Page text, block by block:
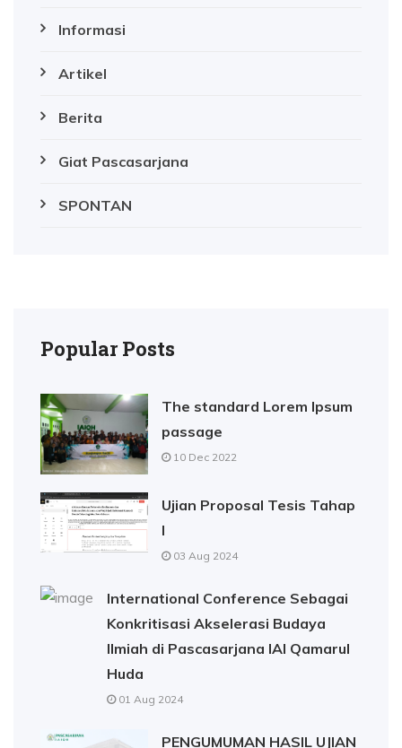
Informasi
Artikel
Berita
Giat Pascasarjana
SPONTAN
Popular Posts
The standard Lorem Ipsum
passage
10 Dec 2022
Ujian Proposal Tesis Tahap
I
03 Aug 2024
International Conference Sebagai
Konkritisasi Akselerasi Budaya
Ilmiah di Pascasarjana IAI Qamarul
Huda
01 Aug 2024
PENGUMUMAN HASIL UJIAN